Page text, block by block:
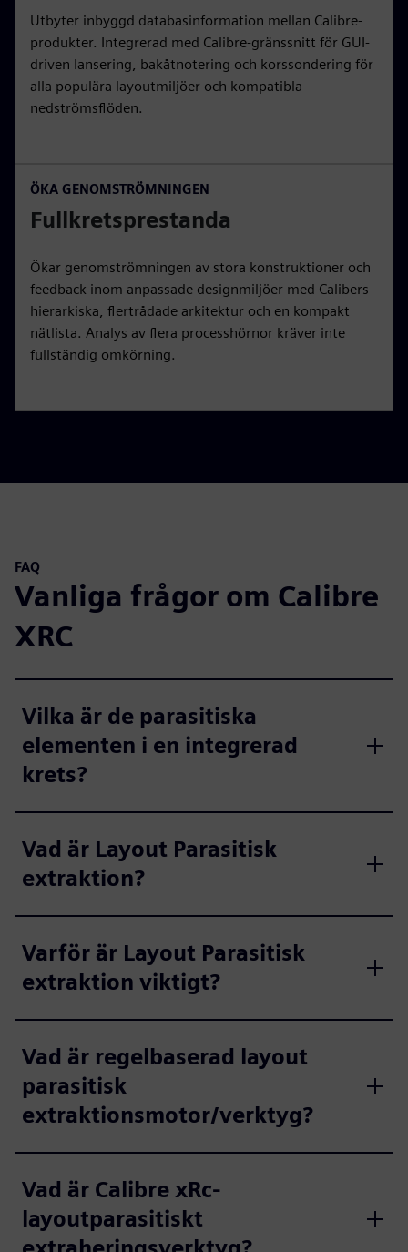
Utbyter inbyggd databasinformation mellan Calibre-
produkter. Integrerad med Calibre-gränssnitt för GUI-
driven lansering, bakåtnotering och korssondering för
alla populära layoutmiljöer och kompatibla
nedströmsflöden.
ÖKA GENOMSTRÖMNINGEN
Fullkretsprestanda
Ökar genomströmningen av stora konstruktioner och
feedback inom anpassade designmiljöer med Calibers
hierarkiska, flertrådade arkitektur och en kompakt
nätlista. Analys av flera processhörnor kräver inte
fullständig omkörning.
FAQ
Vanliga frågor om Calibre
XRC
Vilka är de parasitiska
elementen i en integrerad
krets?
Vad är Layout Parasitisk
extraktion?
Varför är Layout Parasitisk
extraktion viktigt?
Vad är regelbaserad layout
parasitisk
extraktionsmotor/verktyg?
Vad är Calibre xRc-
layoutparasitiskt